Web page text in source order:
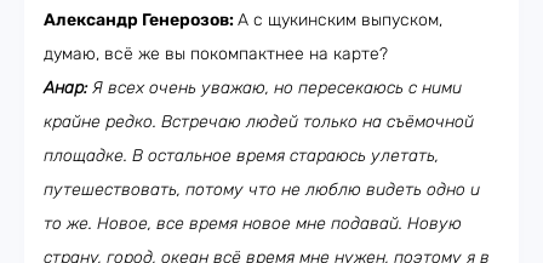
Александр Генерозов:А с щукинским выпуском,
думаю, всё же вы покомпактнее на карте?
Анар:Я всех очень уважаю, но пересекаюсь с ними
крайне редко. Встречаю людей только на съёмочной
площадке. В остальное время стараюсь улетать,
путешествовать, потому что не люблю видеть одно и
то же. Новое, все время новое мне подавай. Новую
страну, город, океан всё время мне нужен, поэтому я в